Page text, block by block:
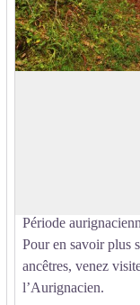
Période
Pour en savoir plus
ancêtres, venez
l’Aurignacien.